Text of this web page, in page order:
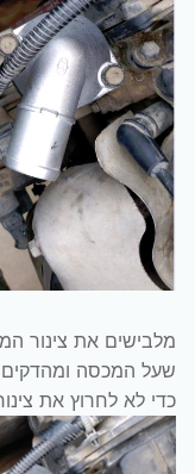
מלבישים את צינור
שעל המכסה
כדי לא לחרוץ את